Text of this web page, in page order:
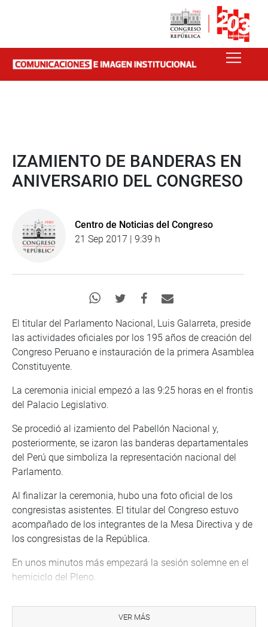
IZAMIENTO DE BANDERAS EN
ANIVERSARIO DEL CONGRESO
Centro de Noticias del Congreso
21 Sep 2017 | 9:39 h
El titular del Parlamento Nacional, Luis Galarreta, preside
las actividades oficiales por los 195 años de creación del
Congreso Peruano e instauración de la primera Asamblea
Constituyente.
La ceremonia inicial empezó a las 9:25 horas en el frontis
del Palacio Legislativo.
Se procedió al izamiento del Pabellón Nacional y,
posteriormente, se izaron las banderas departamentales
del Perú que simboliza la representación nacional del
Parlamento.
Al finalizar la ceremonia, hubo una foto oficial de los
congresistas asistentes. El titular del Congreso estuvo
acompañado de los integrantes de la Mesa Directiva y de
los congresistas de la República.
En unos minutos más empezará la sesión solemne en el
hemiciclo del Pleno.
VER MÁS